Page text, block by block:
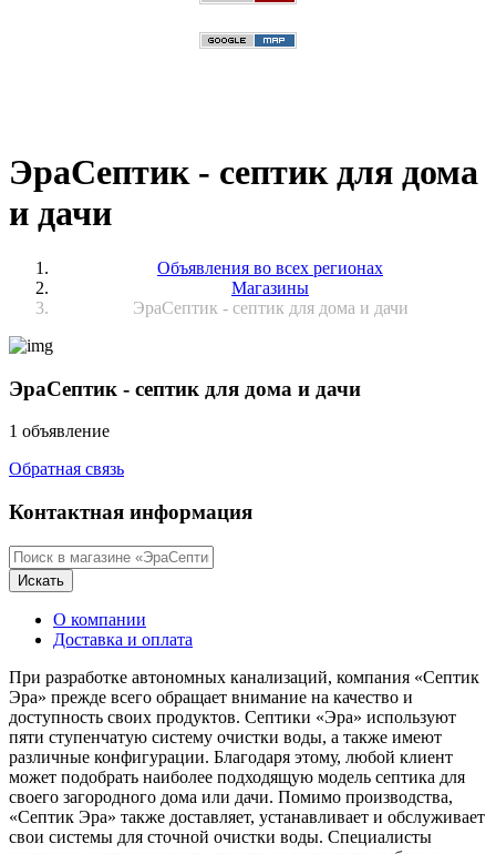
ЭраСептик - септик для дома
и дачи
Объявления во всех регионах
Магазины
ЭраСептик - септик для дома и дачи
ЭраСептик - септик для дома и дачи
1 объявление
Обратная связь
Контактная информация
Искать
О компании
Доставка и оплата
При разработке автономных канализаций, компания «Септик
Эра» прежде всего обращает внимание на качество и
доступность своих продуктов. Септики «Эра» используют
пяти ступенчатую систему очистки воды, а также имеют
различные конфигурации. Благодаря этому, любой клиент
может подобрать наиболее подходящую модель септика для
своего загородного дома или дачи. Помимо производства,
«Септик Эра» также доставляет, устанавливает и обслуживает
свои системы для сточной очистки воды. Специалисты